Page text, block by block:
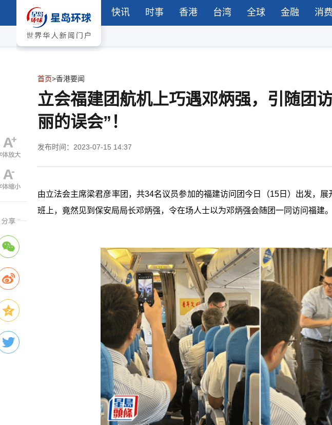
快讯 时事 香港 台湾 全球 金融 消费
首页>香港要闻
立会福建团航机上巧遇邓炳强，引随团
丽的误会”！
发布时间：2023-07-15 14:37
由立法会主席梁君彦率团，共34名议员参加的福建访问团今日（15日）出发，
班上，竟然见到保安局局长邓炳强，令在场人士以为邓炳强会随团一同访问福建。